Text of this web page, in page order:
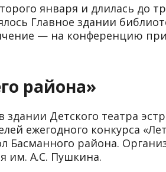
января и длилась до
Главное здании
— на конференцию
района»
Детского театра
ежегодного конкурса
Басманного района.
им. А.С. Пушкина.